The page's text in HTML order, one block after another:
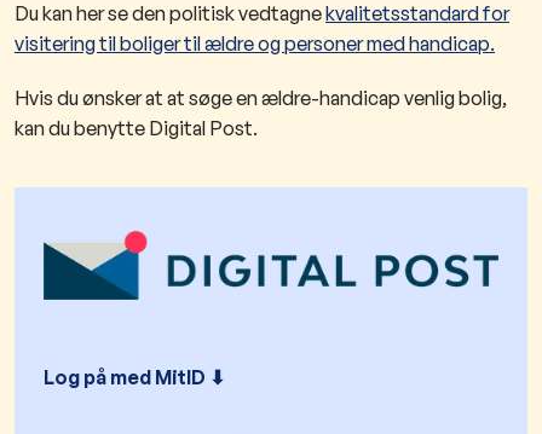
Du kan her se den politisk vedtagnekvalitetsstandard for
visitering til boliger til ældre og personer med handicap.
Hvis du ønsker at at søge en ældre-handicap venlig bolig,
kan du benytte Digital Post.
Log på med MitID ⬇︎